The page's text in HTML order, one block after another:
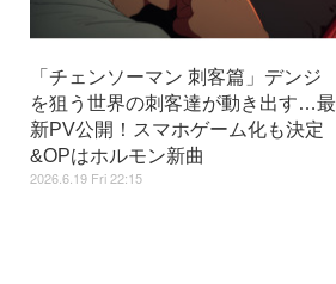
「チェンソーマン 刺客篇」デンジ
を狙う世界の刺客達が動き出す…最
新PV公開！スマホゲーム化も決定
&OPはホルモン新曲
2026.6.19 Fri 22:15